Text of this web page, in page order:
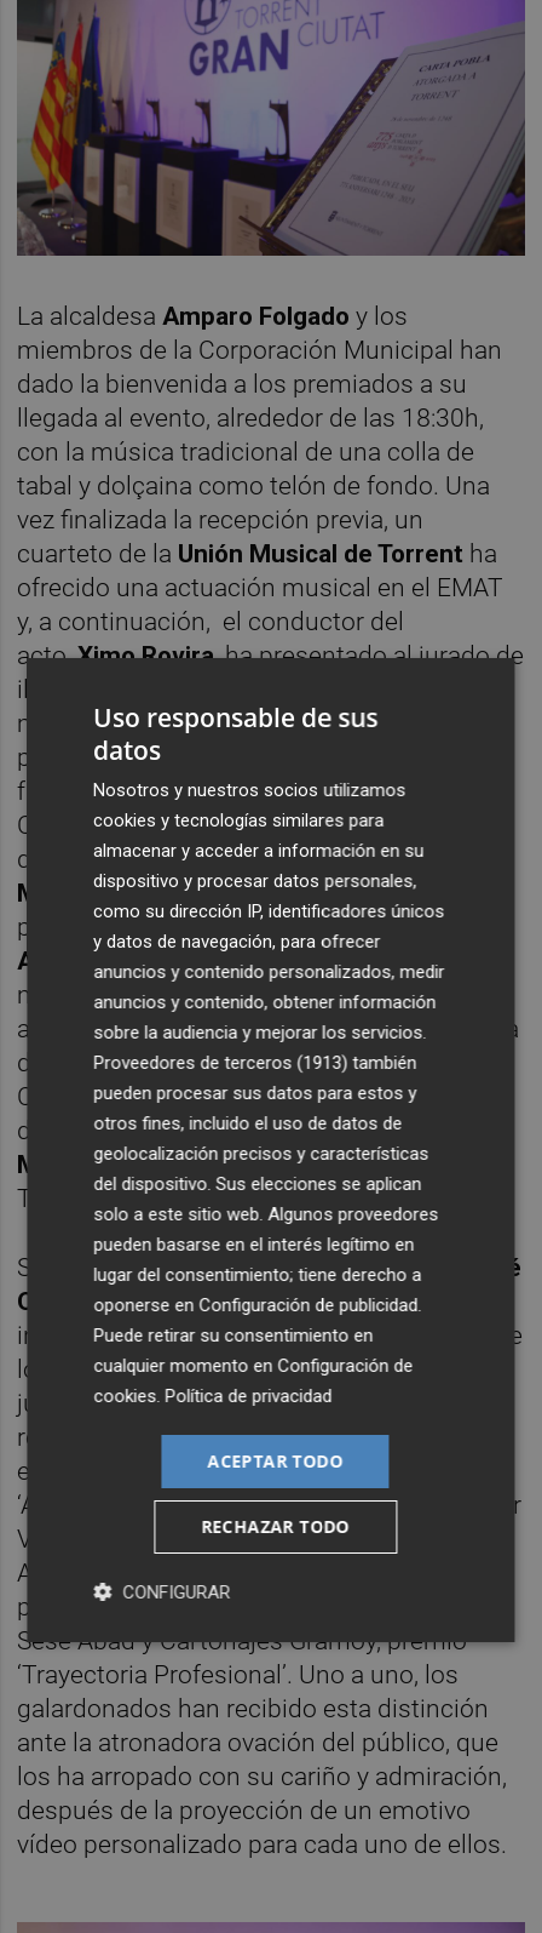
La alcaldesaAmparo Folgado y los
miembros de la Corporación Municipal han
dado la bienvenida a los premiados a su
llegada al evento, alrededor de las 18:30h,
con la música tradicional de una colla de
tabal y dolçaina como telón de fondo. Una
vez finalizada la recepción previa, un
cuarteto de la Unión Musical de Torrent ha
ofrecido una actuación musical en el EMAT
y, a continuación, el conductor del
acto,Ximo Rovira, ha presentado al jurado de
ilustres personalidades de esta edición: el
músicoJosé Ortí Soriano, nombrado hijo
predilecto de la ciudad en el año 1984; el
futbolista Pedro José López Muñoz, Premi
Carta de Poblament 2014 en la modalidad
de ‘Artes, Letras y Deportes’;María Isabel
Martínez Esteso, escultora ceramista y
presidenta de la Fundación Isabel FCV;
Almerich Chuliá, ingeniera industrial y
máster en conservación del patrimonio
arquitectónico por la Universidad Politécnica
de Valencia;Amparo Fandos Miquel
Carta de Poblament 2012 en la modalidad
de ‘Artes, Letras y Deportes’; yJosé Royo
Martínez, historiador y cronista oficial de
Torrent.
Seguidamente, el presidente del jurado,
José
Ortí Soriano, ha realizado el discurso
inaugural, dando paso a la lectura del acta de
los premios por parte del secretario del
jurado, José Royo Martínez, quien ha
recitado la retahíla de premiados en esta
edición. Carmen Romero Martí, premio
‘Artes, Letras y Deportes’; Óscar José Pellicer
Valero, premio ‘Ciencia, Tecnología y Medio
Ambiente’; la Unión Musical de Torrent,
premio ‘Sociedad y Concordia’; Alberto José
Sesé Abad y Cartonajes Gramoy, premio
‘Trayectoria Profesional’. Uno a uno, los
galardonados han recibido esta distinción
ante la atronadora ovación del público, que
los ha arropado con su cariño y admiración,
después de la proyección de un emotivo
vídeo personalizado para cada uno de ellos.
Uso responsable de sus
datos
Nosotros y nuestros socios utilizamos
cookies y tecnologías similares para
almacenar y acceder a información en su
dispositivo y procesar datos personales,
como su dirección IP, identificadores únicos
y datos de navegación, para ofrecer
anuncios y contenido personalizados, medir
anuncios y contenido, obtener información
sobre la audiencia y mejorar los servicios.
Proveedores de terceros (1913) también
pueden procesar sus datos para estos y
otros fines, incluido el uso de datos de
geolocalización precisos y características
del dispositivo. Sus elecciones se aplican
solo a este sitio web. Algunos proveedores
pueden basarse en el interés legítimo en
lugar del consentimiento; tiene derecho a
oponerse enConfiguración de publicidad
Puede retirar su consentimiento en
cualquier momento enConfiguración de
cookies .Política de privacidad
ACEPTAR TODO
RECHAZAR TODO
CONFIGURAR